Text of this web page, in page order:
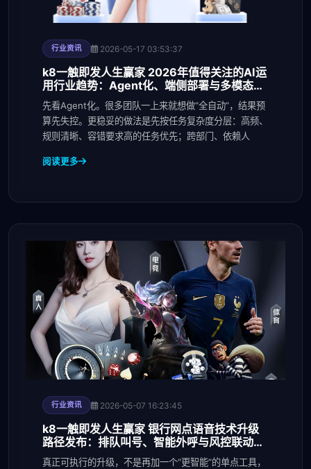
行业资讯 2026-05-17 03:53:37
k8一触即发人生赢家 2026年值得关注的AI运
用行业趋势：Agent化、端侧部署与多模态商
业化进入规
先看Agent化。很多团队一上来就想做“全自动”，结果预
算先失控。更稳妥的做法是先按任务复杂度分层：高频、
规则清晰、容错要求高的任务优先；跨部门、依赖人
阅读更多
行业资讯 2026-05-07 16:23:45
k8一触即发人生赢家 银行网点语音技术升级
路径发布：排队叫号、智能外呼与风控联动进
入一体化建设阶段
真正可执行的升级，不是再加一个“更智能”的单点工具，